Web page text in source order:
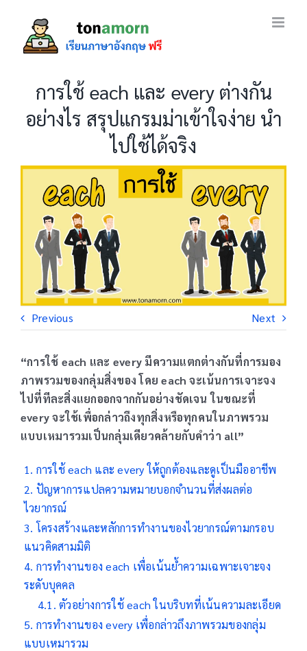
content
การใช้ each และ every ต่างกัน
อย่างไร สรุปแกรมม่าเข้าใจง่าย นำ
ไปใช้ได้จริง
Previous Next
“การใช้ each และ every มีความแตกต่างกันที่การมอง
ภาพรวมของกลุ่มสิ่งของ โดย each จะเน้นการเจาะจง
ไปที่ทีละสิ่งแยกออกจากกันอย่างชัดเจน ในขณะที่
every จะใช้เพื่อกล่าวถึงทุกสิ่งหรือทุกคนในภาพรวม
แบบเหมารวมเป็นกลุ่มเดียวคล้ายกับคำว่า all”
การใช้ each และ every ให้ถูกต้องและดูเป็นมืออาชีพ
ปัญหาการแปลความหมายบอกจำนวนที่ส่งผลต่อ
ไวยากรณ์
โครงสร้างและหลักการทำงานของไวยากรณ์ตามกรอบ
แนวคิดสามมิติ
การทำงานของ each เพื่อเน้นย้ำความเฉพาะเจาะจง
ระดับบุคคล
ตัวอย่างการใช้ each ในบริบทที่เน้นความละเอียด
การทำงานของ every เพื่อกล่าวถึงภาพรวมของกลุ่ม
แบบเหมารวม